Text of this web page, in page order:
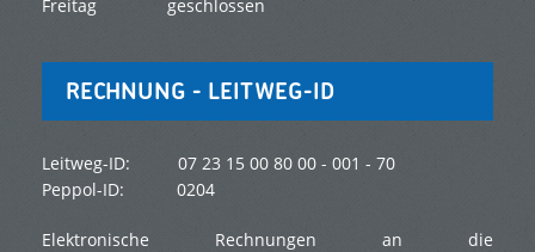
Freitag
geschlossen
RECHNUNG - LEITWEG-ID
Leitweg-ID: 07 23 15 00 80 00 - 001 - 70
Peppol-ID: 0204
Elektronische Rechnungen an die